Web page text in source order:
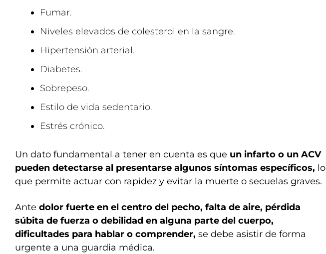
Fumar.
Niveles elevados de colesterol en la sangre.
Hipertensión arterial.
Diabetes.
Sobrepeso.
Estilo de vida sedentario.
Estrés crónico.
Un dato fundamental a tener en cuenta es que un infarto o un ACV
pueden detectarse al presentarse algunos síntomas específicos, lo
que permite actuar con rapidez y evitar la muerte o secuelas graves.
Ante dolor fuerte en el centro del pecho, falta de aire, pérdida
súbita de fuerza o debilidad en alguna parte del cuerpo,
dificultades para hablar o comprender, se debe asistir de forma
urgente a una guardia médica.